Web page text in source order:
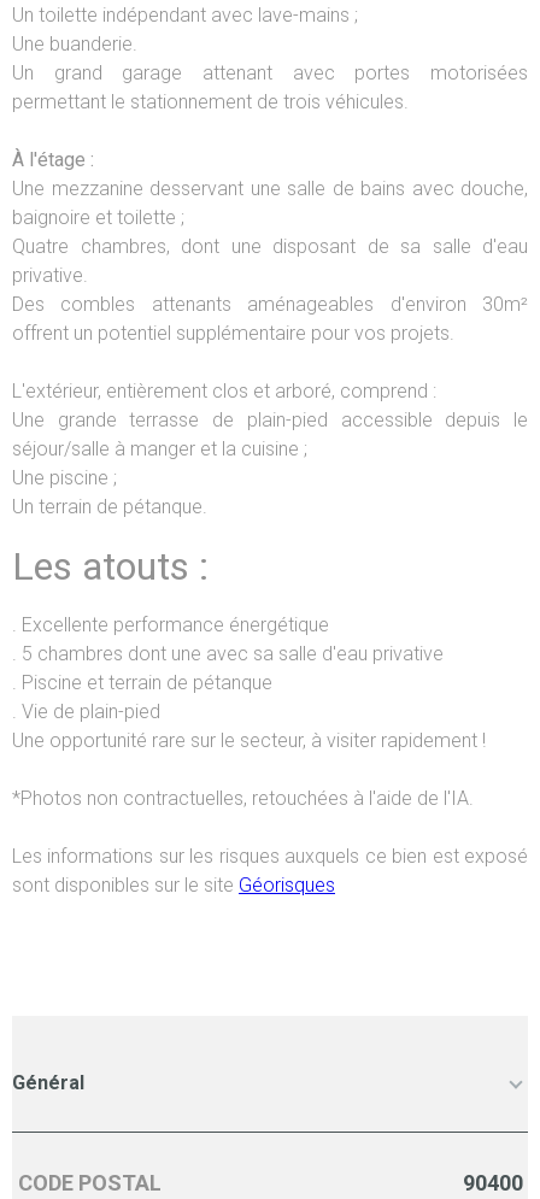
Un toilette indépendant avec lave-mains ;
Une buanderie.
Un grand garage attenant avec portes motorisées
permettant le stationnement de trois véhicules.
À l'étage :
Une mezzanine desservant une salle de bains avec douche,
baignoire et toilette ;
Quatre chambres, dont une disposant de sa salle d'eau
privative.
Des combles attenants aménageables d'environ 30m²
offrent un potentiel supplémentaire pour vos projets.
L'extérieur, entièrement clos et arboré, comprend :
Une grande terrasse de plain-pied accessible depuis le
séjour/salle à manger et la cuisine ;
Une piscine ;
Un terrain de pétanque.
Les atouts :
. Excellente performance énergétique
. 5 chambres dont une avec sa salle d'eau privative
. Piscine et terrain de pétanque
. Vie de plain-pied
Une opportunité rare sur le secteur, à visiter rapidement !
*Photos non contractuelles, retouchées à l'aide de l'IA.
Les informations sur les risques auxquels ce bien est exposé
sont disponibles sur le site Géorisques
Général
Caractérisque Valeurs
CODE POSTAL 90400